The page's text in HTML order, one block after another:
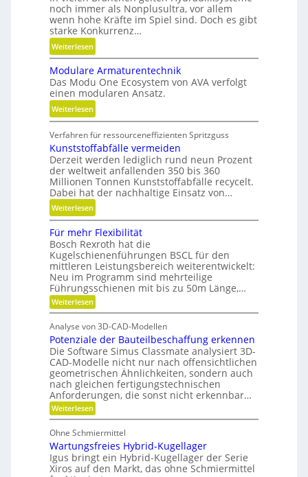
e
x
i
b
l
i
t
ä
,
D
y
n
a
m
i
k
u
n
d
P
l
a
t
z
noch immer als Nonplusultra, vor allem
wenn hohe Kräfte im Spiel sind. Doch es gibt
starke Konkurrenz…
Weiterlesen:
K
u
g
e
l
g
e
w
i
n
d
e
t
r
i
e
b
u
n
d
y
d
r
a
u
l
i
k
i
m
V
Modulare Armaturentechnik
Das Modu One Ecosystem von AVA verfolgt
einen modularen Ansatz.
Weiterlesen:
M
o
d
u
l
r
e
r
m
a
t
u
r
e
n
t
e
c
h
n
i
k
Verfahren für ressourceneffizienten Spritzguss
Kunststoffabfälle vermeiden
Derzeit werden lediglich rund neun Prozent
der weltweit anfallenden 350 bis 360
Millionen Tonnen Kunststoffabfälle recycelt.
Dabei hat der nachhaltige Einsatz von…
Weiterlesen:
K
u
n
s
t
s
t
o
f
f
a
b
f
ä
l
l
e
v
e
r
Für mehr Flexibilität
Bosch Rexroth hat die
Kugelschienenführungen BSCL für den
mittleren Leistungsbereich weiterentwickelt:
Neu im Programm sind mehrteilige
Führungsschienen mit bis zu 50m Länge,…
Weiterlesen:
F
r
m
e
h
r
F
l
e
x
i
i
l
i
t
ä
Analyse von 3D-CAD-Modellen
Potenziale der Bauteilbeschaffung erkennen
Die Software Simus Classmate analysiert 3D-
CAD-Modelle nicht nur nach offensichtlichen
geometrischen Ähnlichkeiten, sondern auch
nach gleichen fertigungstechnischen
Anforderungen, die sonst nicht erkennbar…
Weiterlesen:
P
t
e
n
z
i
Ohne Schmiermittel
Wartungsfreies Hybrid-Kugellager
Igus bringt ein Hybrid-Kugellager der Serie
Xiros auf den Markt, das ohne Schmiermittel